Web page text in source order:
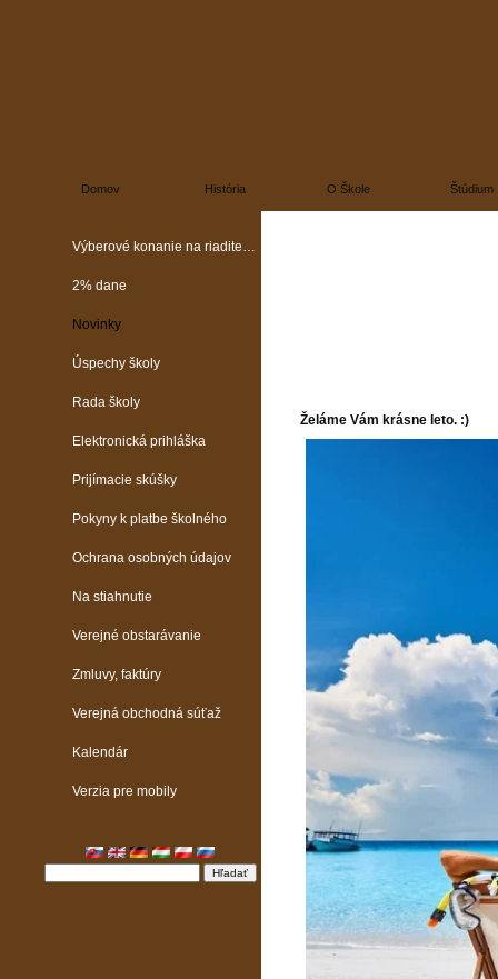
Domov História O Škole Štúdium
Výberové konanie na riaditeľa školy
2% dane
Novinky
Úspechy školy
Rada školy
Elektronická prihláška
Prijímacie skúšky
Pokyny k platbe školného
Ochrana osobných údajov
Na stiahnutie
Verejné obstarávanie
Zmluvy, faktúry
Verejná obchodná súťaž
Kalendár
Verzia pre mobily
Želáme Vám krásne leto. :)